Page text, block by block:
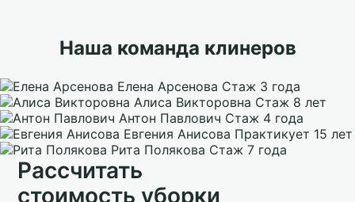
Наша команда клинеров
Елена Арсенова Стаж 3 года
Алиса Викторовна Стаж 8 лет
Антон Павлович Стаж 4 года
Евгения Анисова Практикует 15 лет
Рита Полякова Стаж 7 года
Рассчитать
стоимость уборки